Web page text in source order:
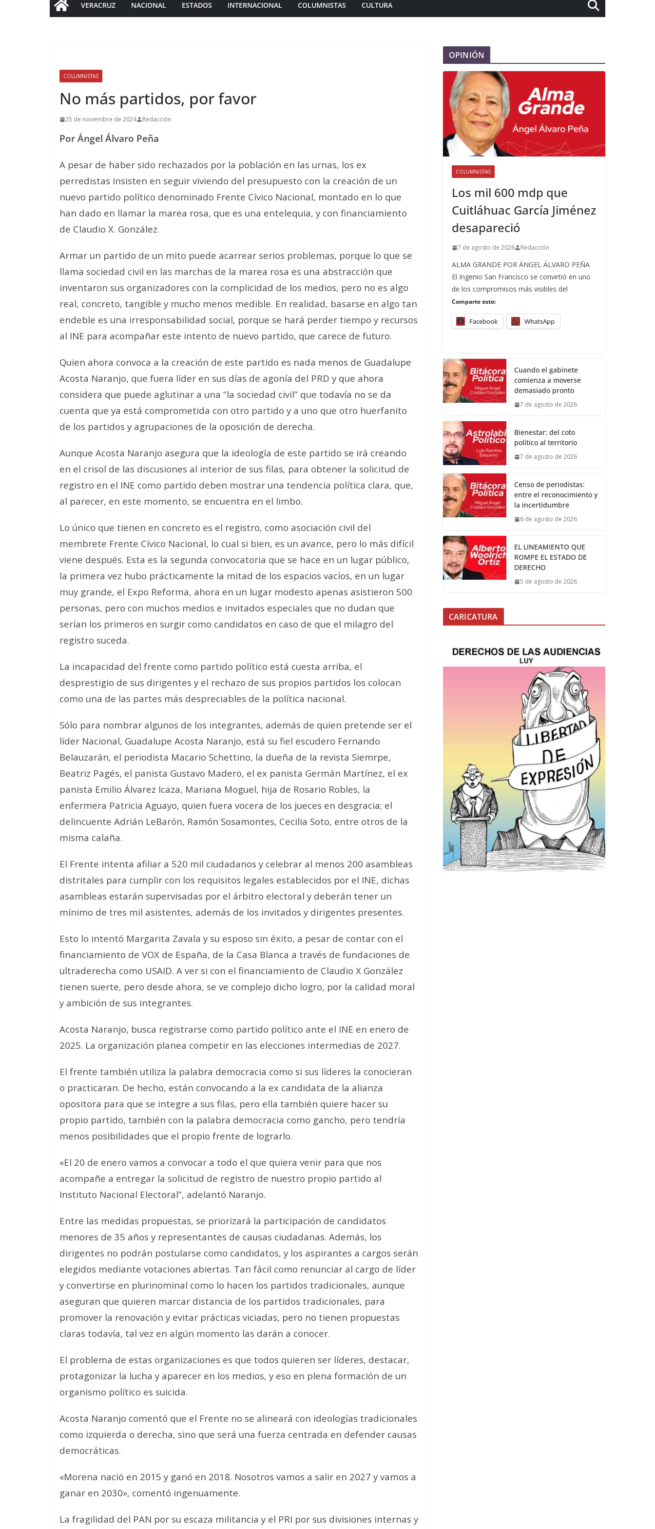
VERACRUZ NACIONAL ESTADOS INTERNACIONAL COLUMNISTAS CULTURA
COLUMNISTAS
No más partidos, por favor
25 de noviembre de 2024 Redacción
Por Ángel Álvaro Peña
A pesar de haber sido rechazados por la población en las urnas, los ex
perredistas insisten en seguir viviendo del presupuesto con la creación de un
nuevo partido político denominado Frente Cívico Nacional, montado en lo que
han dado en llamar la marea rosa, que es una entelequia, y con financiamiento
de Claudio X. González.
Armar un partido de un mito puede acarrear serios problemas, porque lo que se
llama sociedad civil en las marchas de la marea rosa es una abstracción que
inventaron sus organizadores con la complicidad de los medios, pero no es algo
real, concreto, tangible y mucho menos medible. En realidad, basarse en algo tan
endeble es una irresponsabilidad social, porque se hará perder tiempo y recursos
al INE para acompañar este intento de nuevo partido, que carece de futuro.
Quien ahora convoca a la creación de este partido es nada menos de Guadalupe
Acosta Naranjo, que fuera líder en sus días de agonía del PRD y que ahora
considera que puede aglutinar a una “la sociedad civil” que todavía no se da
cuenta que ya está comprometida con otro partido y a uno que otro huerfanito
de los partidos y agrupaciones de la oposición de derecha.
Aunque Acosta Naranjo asegura que la ideología de este partido se irá creando
en el crisol de las discusiones al interior de sus filas, para obtener la solicitud de
registro en el INE como partido deben mostrar una tendencia política clara, que,
al parecer, en este momento, se encuentra en el limbo.
Lo único que tienen en concreto es el registro, como asociación civil del
membrete Frente Cívico Nacional, lo cual si bien, es un avance, pero lo más difícil
viene después. Esta es la segunda convocatoria que se hace en un lugar público,
la primera vez hubo prácticamente la mitad de los espacios vacíos, en un lugar
muy grande, el Expo Reforma, ahora en un lugar modesto apenas asistieron 500
personas, pero con muchos medios e invitados especiales que no dudan que
serían los primeros en surgir como candidatos en caso de que el milagro del
registro suceda.
La incapacidad del frente como partido político está cuesta arriba, el
desprestigio de sus dirigentes y el rechazo de sus propios partidos los colocan
como una de las partes más despreciables de la política nacional.
Sólo para nombrar algunos de los integrantes, además de quien pretende ser el
líder Nacional, Guadalupe Acosta Naranjo, está su fiel escudero Fernando
Belauzarán, el periodista Macario Schettino, la dueña de la revista Siemrpe,
Beatriz Pagés, el panista Gustavo Madero, el ex panista Germán Martínez, el ex
panista Emilio Álvarez Icaza, Mariana Moguel, hija de Rosario Robles, la
enfermera Patricia Aguayo, quien fuera vocera de los jueces en desgracia; el
delincuente Adrián LeBarón, Ramón Sosamontes, Cecilia Soto, entre otros de la
misma calaña.
El Frente intenta afiliar a 520 mil ciudadanos y celebrar al menos 200 asambleas
distritales para cumplir con los requisitos legales establecidos por el INE, dichas
asambleas estarán supervisadas por el árbitro electoral y deberán tener un
mínimo de tres mil asistentes, además de los invitados y dirigentes presentes.
Esto lo intentó Margarita Zavala y su esposo sin éxito, a pesar de contar con el
financiamiento de VOX de España, de la Casa Blanca a través de fundaciones de
ultraderecha como USAID. A ver si con el financiamiento de Claudio X González
tienen suerte, pero desde ahora, se ve complejo dicho logro, por la calidad moral
y ambición de sus integrantes.
Acosta Naranjo, busca registrarse como partido político ante el INE en enero de
2025. La organización planea competir en las elecciones intermedias de 2027.
El frente también utiliza la palabra democracia como si sus líderes la conocieran
o practicaran. De hecho, están convocando a la ex candidata de la alianza
opositora para que se integre a sus filas, pero ella también quiere hacer su
propio partido, también con la palabra democracia como gancho, pero tendría
menos posibilidades que el propio frente de lograrlo.
«El 20 de enero vamos a convocar a todo el que quiera venir para que nos
acompañe a entregar la solicitud de registro de nuestro propio partido al
Instituto Nacional Electoral”, adelantó Naranjo.
Entre las medidas propuestas, se priorizará la participación de candidatos
menores de 35 años y representantes de causas ciudadanas. Además, los
dirigentes no podrán postularse como candidatos, y los aspirantes a cargos serán
elegidos mediante votaciones abiertas. Tan fácil como renunciar al cargo de líder
y convertirse en plurinominal como lo hacen los partidos tradicionales, aunque
aseguran que quieren marcar distancia de los partidos tradicionales, para
promover la renovación y evitar prácticas viciadas, pero no tienen propuestas
claras todavía, tal vez en algún momento las darán a conocer.
El problema de estas organizaciones es que todos quieren ser líderes, destacar,
protagonizar la lucha y aparecer en los medios, y eso en plena formación de un
organismo político es suicida.
Acosta Naranjo comentó que el Frente no se alineará con ideologías tradicionales
como izquierda o derecha, sino que será una fuerza centrada en defender causas
democráticas.
«Morena nació en 2015 y ganó en 2018. Nosotros vamos a salir en 2027 y vamos a
ganar en 2030», comentó ingenuamente.
La fragilidad del PAN por su escaza militancia y el PRI por sus divisiones internas y
OPINIÓN
COLUMNISTAS
Los mil 600 mdp que
Cuitláhuac García Jiménez
desapareció
7 de agosto de 2026 Redacción
ALMA GRANDE POR ÁNGEL ÁLVARO PEÑA
El Ingenio San Francisco se convirtió en uno
de los compromisos más visibles del
Comparte esto:
Facebook WhatsApp
Cuando el gabinete
comienza a moverse
demasiado pronto
7 de agosto de 2026
Bienestar: del coto
político al territorio
7 de agosto de 2026
Censo de periodistas:
entre el reconocimiento y
la incertidumbre
6 de agosto de 2026
EL LINEAMIENTO QUE
ROMPE EL ESTADO DE
DERECHO
5 de agosto de 2026
CARICATURA